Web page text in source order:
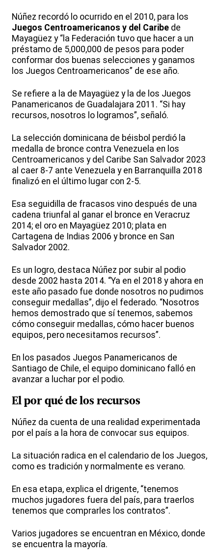
Núñez recordó lo ocurrido en el 2010, para los
Juegos Centroamericanos y del Caribe de
Mayagüez y “la Federación tuvo que hacer a un
préstamo de 5,000,000 de pesos para poder
conformar dos buenas selecciones y ganamos
los Juegos Centroamericanos” de ese año.
Se refiere a la de Mayagüez y la de los Juegos
Panamericanos de Guadalajara 2011. “Si hay
recursos, nosotros lo logramos”, señaló.
La selección dominicana de béisbol perdió la
medalla de bronce contra Venezuela en los
Centroamericanos y del Caribe San Salvador 2023
al caer 8-7 ante Venezuela y en Barranquilla 2018
finalizó en el último lugar con 2-5.
Esa seguidilla de fracasos vino después de una
cadena triunfal al ganar el bronce en Veracruz
2014; el oro en Mayagüez 2010; plata en
Cartagena de Indias 2006 y bronce en San
Salvador 2002.
Es un logro, destaca Núñez por subir al podio
desde 2002 hasta 2014. “Ya en el 2018 y ahora en
este año pasado fue donde nosotros no pudimos
conseguir medallas”, dijo el federado. “Nosotros
hemos demostrado que sí tenemos, sabemos
cómo conseguir medallas, cómo hacer buenos
equipos, pero necesitamos recursos”.
En los pasados Juegos Panamericanos de
Santiago de Chile, el equipo dominicano falló en
avanzar a luchar por el podio.
El por qué de los recursos
Núñez da cuenta de una realidad experimentada
por el país a la hora de convocar sus equipos.
La situación radica en el calendario de los Juegos,
como es tradición y normalmente es verano.
En esa etapa, explica el drigente, “tenemos
muchos jugadores fuera del país, para traerlos
tenemos que comprarles los contratos”.
Varios jugadores se encuentran en México, donde
se encuentra la mayoría.